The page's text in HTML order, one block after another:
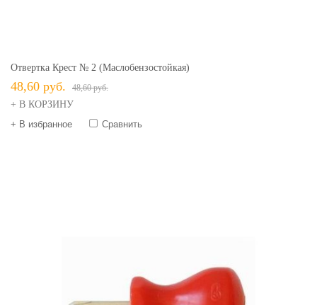
Отвертка Крест № 2 (маслобензостойкая)
48,60 руб. 48,60 руб.
+ В КОРЗИНУ
+ В избранное
Сравнить